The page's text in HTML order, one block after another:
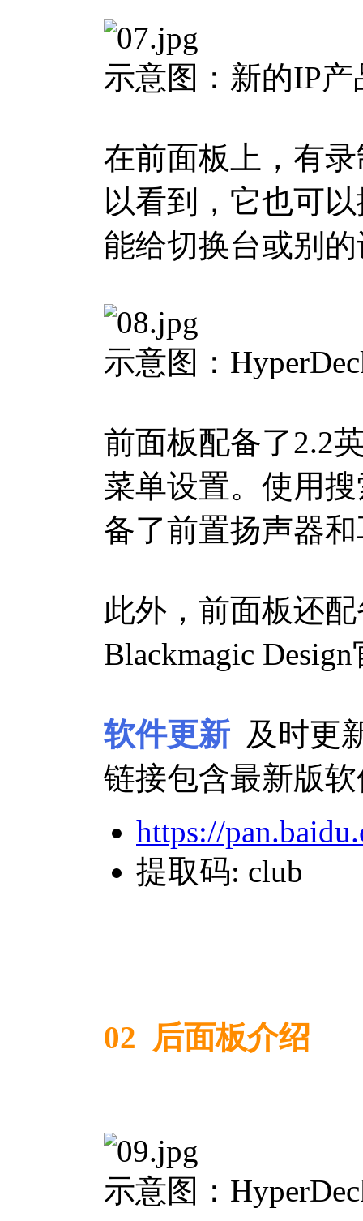
示意图：新的IP
在前面板上，有
以看到，它也可
能给切换台或别
示意图：
前面板配备了2.2
菜单设置。使用
备了前置扬声器
此外，前面板还
Blackmagic
软件更新 及时更
链接包含最新版
https://
提取码: club
02 后面板介绍
示意图：